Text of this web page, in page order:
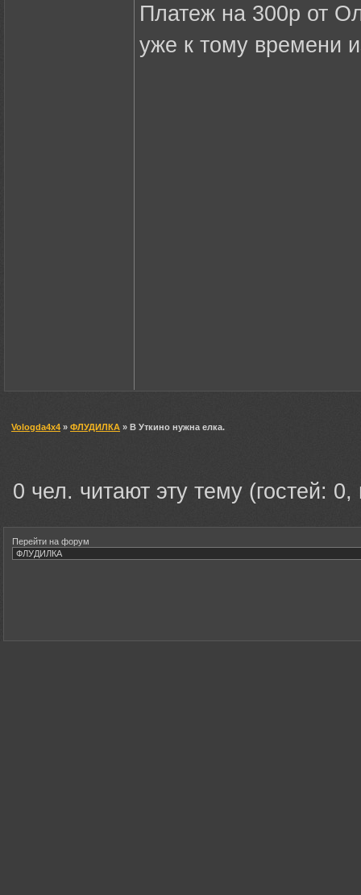
Платеж на 300р от
уже к тому времени
Vologda4x4 » ФЛУДИЛКА » В Уткино нужна елка.
0 чел. читают эту тему (гостей:
Перейти на форум